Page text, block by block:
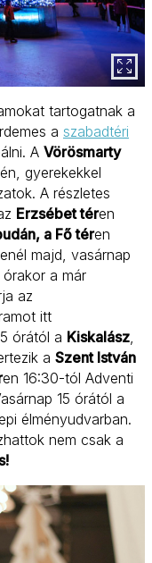
tartogatnak a
a szabadtéri
A Vörösmarty
gyerekekkel
A részletes
Erzsébet téren
a Fő téren
majd, vasárnap
órakor a már
az
itt
órától a Kiskalász,
a Szent István
en 16:30-tól Adventi
15 órától a
élményudvarban.
nem csak a